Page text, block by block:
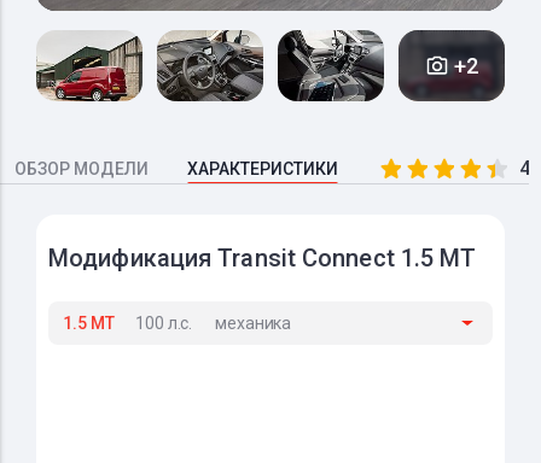
+2
ОБЗОР МОДЕЛИ ХАРАКТЕРИСТИКИ
Модификация Transit Connect 1.5 MT
1.5 MT 100 л.с. механика